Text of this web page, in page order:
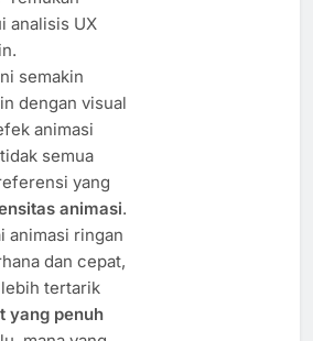
analisis UX
semakin
dengan visual
animasi
semua
yang
animasi.
animasi ringan
dan cepat,
tertarik
yang penuh